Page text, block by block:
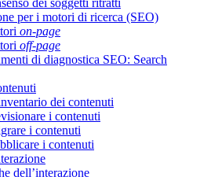
dei soggetti ritratti
per i motori di ricerca (SEO)
on-page
off-page
di diagnostica SEO: Search
dei contenuti
i contenuti
i contenuti
i contenuti
dell’interazione